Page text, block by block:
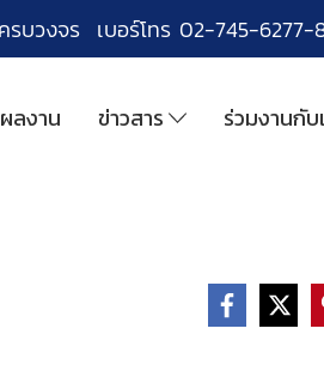
รบวงจร เบอร์โทร 02-745-6277-
ผลงาน ข่าวสาร ร่วมงานกับ